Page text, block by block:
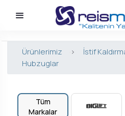
Ürünlerimiz > İstif
Hubzuglar
Tüm
Markalar